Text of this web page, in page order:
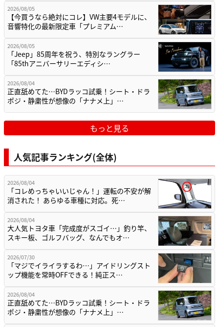
2026/08/05
【今買うなら絶対にコレ】VW主要4モデルに、
音響特化の最新限定車「プレミアム…
2026/08/05
「Jeep」85周年を祝う、特別なラングラー
「85thアニバーサリーエディシ…
2026/08/04
正直舐めてた…BYDラッコ試乗！シート・ドラ
ポジ・静粛性が想像の「ナナメ上」…
もっと見る
人気記事ランキング(全体)
2026/08/04
「コレめっちゃいいじゃん！」運転の不安が解
消された！ あらゆる車種に対応。死…
2026/08/04
大人気トヨタ車「完成度がスゴイ…」釣り竿、
スキー板、ゴルフバッグ、なんでもオ…
2026/07/30
「マジでイライラするわ…」アイドリングスト
ップ機能を常時OFFできる！純正ス…
2026/08/04
正直舐めてた…BYDラッコ試乗！シート・ドラ
ポジ・静粛性が想像の「ナナメ上」…